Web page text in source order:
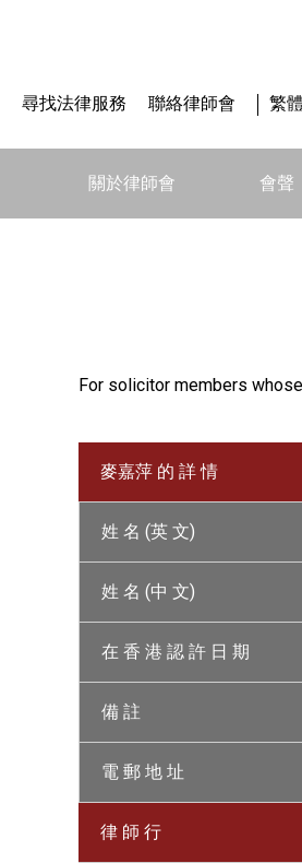
尋找法律服務 聯絡律師會 繁體
關於律師會 會聲
For solicitor members
麥嘉萍 的 詳 情
姓 名 (英 文)
姓 名 (中 文)
在 香 港 認 許 日 期
備 註
電 郵 地 址
律 師 行